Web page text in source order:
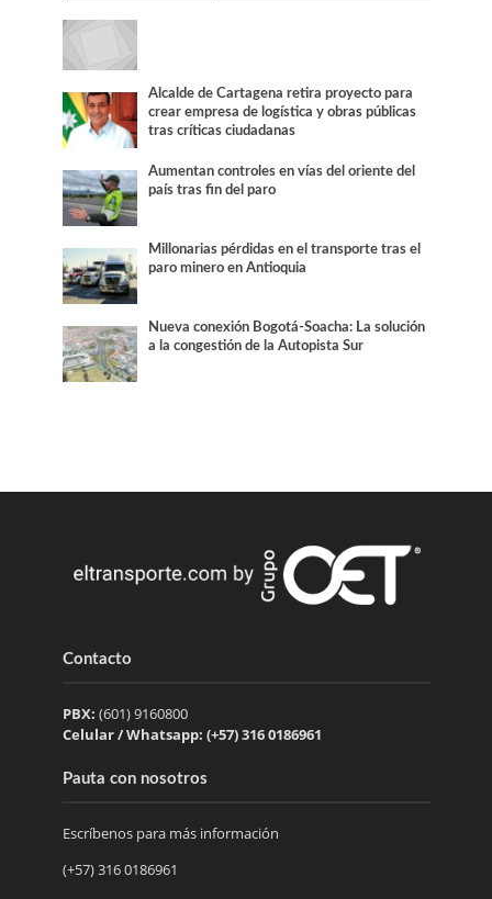
Alcalde de Cartagena retira proyecto para
crear empresa de logística y obras públicas
tras críticas ciudadanas
Aumentan controles en vías del oriente del
país tras fin del paro
Millonarias pérdidas en el transporte tras el
paro minero en Antioquia
Nueva conexión Bogotá-Soacha: La solución
a la congestión de la Autopista Sur
Contacto
PBX: (601) 9160800
Celular / Whatsapp: (+57) 316 0186961
Pauta con nosotros
Escríbenos para más información
(+57) 316 0186961